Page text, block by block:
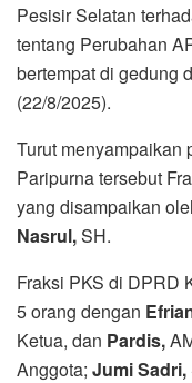
Pesisir Selatan
tentang Perubahan
bertempat di gedung
(22/8/2025).
Turut menyampaikan
Paripurna tersebut
yang disampaikan
Nasrul,SH.
Fraksi PKS di DPRD
5 orang dengan
Ketua, dan Pardis,
Anggota; Jumi Sadri,